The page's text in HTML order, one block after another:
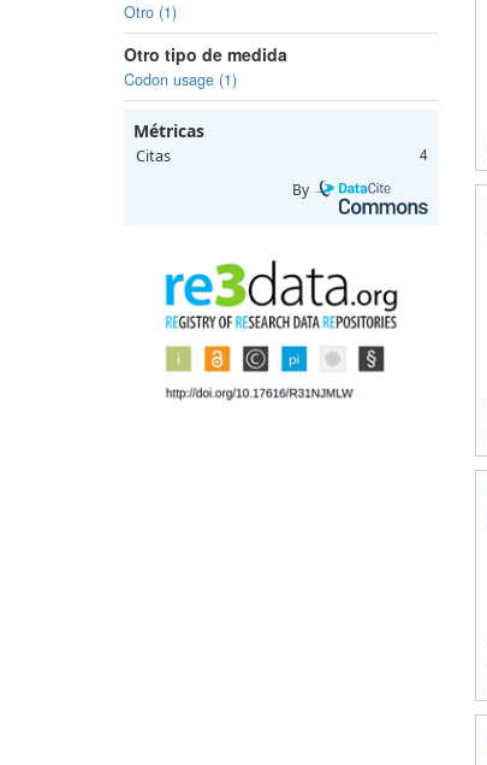
Otro (1)
Otro tipo de medida
Codon usage (1)
Métricas
Citas 4
By